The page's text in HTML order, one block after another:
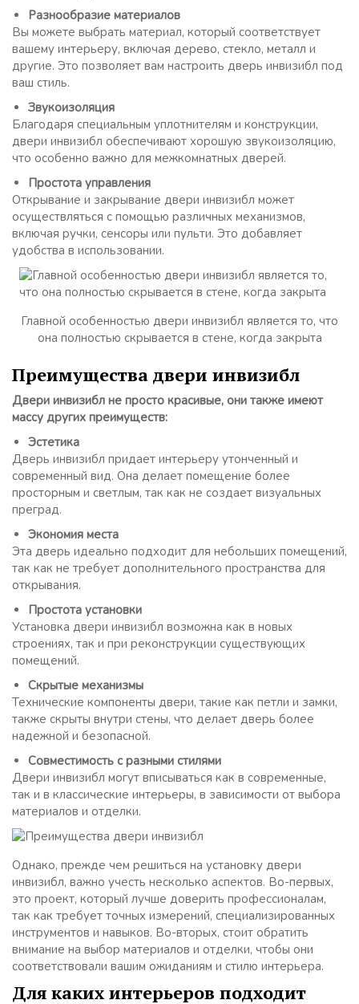
Разнообразие материалов
Вы можете выбрать материал, который соответствует
вашему интерьеру, включая дерево, стекло, металл и
другие. Это позволяет вам настроить дверь инвизибл под
ваш стиль.
Звукоизоляция
Благодаря специальным уплотнителям и конструкции,
двери инвизибл обеспечивают хорошую звукоизоляцию,
что особенно важно для межкомнатных дверей.
Простота управления
Открывание и закрывание двери инвизибл может
осуществляться с помощью различных механизмов,
включая ручки, сенсоры или пульти. Это добавляет
удобства в использовании.
Главной особенностью двери инвизибл является то, что
она полностью скрывается в стене, когда закрыта
Преимущества двери инвизибл
Двери инвизибл не просто красивые, они также имеют
массу других преимуществ:
Эстетика
Дверь инвизибл придает интерьеру утонченный и
современный вид. Она делает помещение более
просторным и светлым, так как не создает визуальных
преград.
Экономия места
Эта дверь идеально подходит для небольших помещений,
так как не требует дополнительного пространства для
открывания.
Простота установки
Установка двери инвизибл возможна как в новых
строениях, так и при реконструкции существующих
помещений.
Скрытые механизмы
Технические компоненты двери, такие как петли и замки,
также скрыты внутри стены, что делает дверь более
надежной и безопасной.
Совместимость с разными стилями
Двери инвизибл могут вписываться как в современные,
так и в классические интерьеры, в зависимости от выбора
материалов и отделки.
Однако, прежде чем решиться на установку двери
инвизибл, важно учесть несколько аспектов. Во-первых,
это проект, который лучше доверить профессионалам,
так как требует точных измерений, специализированных
инструментов и навыков. Во-вторых, стоит обратить
внимание на выбор материалов и отделки, чтобы они
соответствовали вашим ожиданиям и стилю интерьера.
Для каких интерьеров подходит